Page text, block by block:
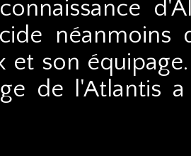
et son
de l'Atlantis